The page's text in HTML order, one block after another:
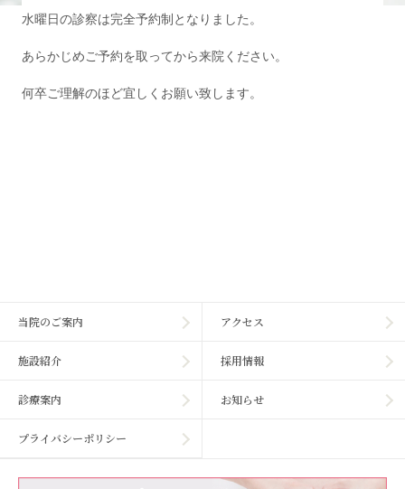
水曜日の診察は完全予約制となりました。
あらかじめご予約を取ってから来院ください。
何卒ご理解のほど宜しくお願い致します。
当院のご案内
施設紹介
診療案内
プライバシーポリシー
アクセス
採用情報
お知らせ